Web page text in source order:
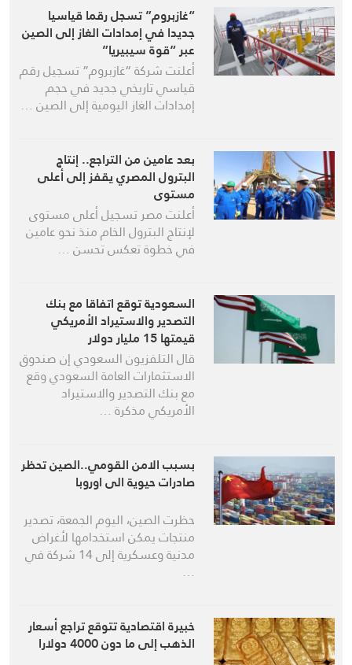
“غازبروم” تسجل رقما قياسيا
جديدا في إمدادات الغاز إلى الصين
عبر “قوة سيبيريا”
أعلنت شركة “غازبروم” تسجيل رقم
قياسي تاريخي جديد في حجم
إمدادات الغاز اليومية إلى الصين …
بعد عامين من التراجع.. إنتاج
البترول المصري يقفز إلى أعلى
مستوى
أعلنت مصر تسجيل أعلى مستوى
لإنتاج البترول الخام منذ نحو عامين
في خطوة تعكس تحسن …
السعودية توقع اتفاقا مع بنك
التصدير والاستيراد الأمريكي
قيمتها 15 مليار دولار
قال التلفزيون السعودي إن صندوق
الاستثمارات العامة السعودي وقع
مع بنك التصدير والاستيراد
الأمريكي مذكرة …
بسبب الامن القومي..الصين تحظر
صادرات حيوية الى اوروبا
حظرت الصين، اليوم الجمعة، تصدير
منتجات يمكن استخدامها لأغراض
مدنية وعسكرية إلى 14 شركة في
…
خبيرة اقتصادية تتوقع تراجع أسعار
الذهب إلى ما دون 4000 دولارا